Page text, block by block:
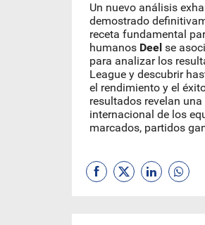
Un nuevo análisis
demostrado
receta fundamental
humanos Deel se
para analizar los
League y descubrir
el rendimiento y el
resultados revelan
internacional de los
marcados, partidos